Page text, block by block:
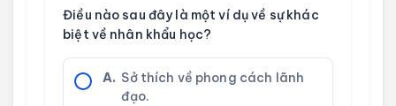
Điều nào sau đây là một ví dụ về sự khác
biệt về nhân khẩu học?
A. Sở thích về phong cách lãnh
đạo.